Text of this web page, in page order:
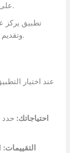
على تحليل أداء النظام في الوقت الفعلي.
وتقديم اقتراحات لتحسين المساحة التخزينية.
عند اختيار
احتياجاتك: حدد
التقييمات: